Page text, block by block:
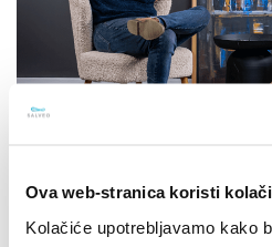
Ova web-stranica koristi
Kolačiće upotrebljavamo kako
15.10.2025.